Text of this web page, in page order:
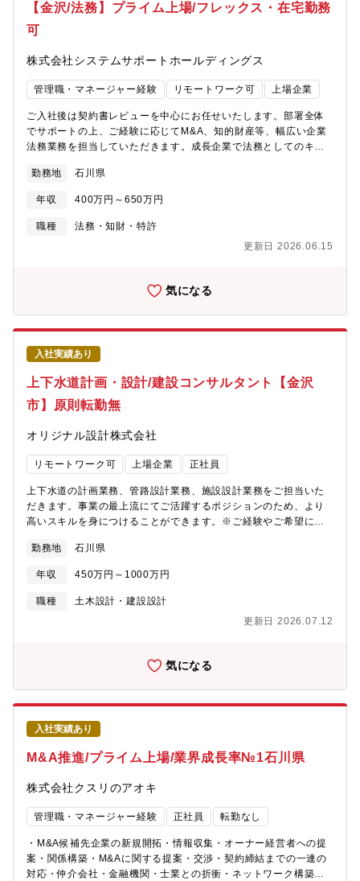
【金沢/法務】プライム上場/フレックス・在宅勤務
可
株式会社システムサポートホールディングス
管理職・マネージャー経験 リモートワーク可 上場企業
ご入社後は契約書レビューを中心にお任せいたします。部署全体
でサポートの上、ご経験に応じてM&A、知的財産等、幅広い企業
法務業務を担当していただきます。成長企業で法務としてのキャ
(NDA、業務委託契約、ライセンス契約など)■M&A案件のサポー
ト ■労務関係の法務サポート■知的財産関連業務（商標管理、特
許戦略検討など）■その他、企業法務全般 ※取り扱い契約書言
語：和文9割、英文1割【組織体制】法務部4名（部長1名、メンバ
います。少人数のため特定業務に限定されず企業法務全般を幅広
ャリア構築：プライム市場上場企業で、右肩上がりの成長IT企業
でご経験に応じて新たな挑戦に取り組む機会が豊富にあります。
◎充実した教育・サポート体制：入社後は経験に応じて段階的に
業務を任せていきます。定例ミーティングでの情報共有や先輩社
員のサポートがあり、孤独に悩むことなく成長できる環境◎幅広
い企業法務業務を経験できる環境：少人数体制のため、契約書レ
ビューだけでなく、M&A、知的財産などゼネラリストとして総合
的なスキルを身につけることが可能です。◎経営層との距離の近
さ：フラットな組織風土で、経営層との距離が近く、重要な経営
コアタイムなしのフルフレックス制度や在宅勤務など、ワークラ
イフバランスを重視しながら働くことができます。月に1回程度の
出社や定例オンラインミーティングで、チームとのコミュニケー
勤務地 石川県
年収 400万円～650万円
職種
法務・知財・特許
更新日 2026.06.15
気になる
入社実績あり
上下水道計画・設計/建設コンサルタント【金沢
市】原則転勤無
オリジナル設計株式会社
リモートワーク可 上場企業 正社員
上下水道の計画業務、管路設計業務、施設設計業務をご担当いた
だきます。事業の最上流にてご活躍するポジションのため、より
高いスキルを身につけることができます。※ご経験やご希望に応
る設計業務■耐震診断、補強設計、改築・更新設計、浸水対策■官
民連携業務（ウォーターPPPなど）【計画業務】上下水道事業の
ストックマネジメント、アセットマネジメント、経営戦略策定等
を行い、自治体が抱える課題の分析・整理などの計画業務を担当
検討し、「どこを優先して整備・更新すべきか」などの提案を行
設計を担当します。老朽化した管路について、現地調査やデータ
分析に基づき、どこを優先して整備するか（優先度判断）、どの
ような手法で更新するかを判断しながら設計を進めます。【施設
設計業務】浄水場、下水処理場、ポンプ場などの水インフラ施設
の土木構造物設計（構造計算、土木設計など）を担当します。施
設設計では、土木、機械、電気、建築の社内の各専門家が集ま
り、コミュニケーションを図りながらプロジェクトを進めていき
勤務地 石川県
年収 450万円～1000万円
職種
土木設計・建設設計
更新日 2026.07.12
気になる
入社実績あり
M&A推進/プライム上場/業界成長率№1石川県
株式会社クスリのアオキ
管理職・マネージャー経験 正社員 転勤なし
・M&A候補先企業の新規開拓・情報収集・オーナー経営者への提
案・関係構築・M&Aに関する提案・交渉・契約締結までの一連の
対応・仲介会社・金融機関・士業との折衝・ネットワーク構築・